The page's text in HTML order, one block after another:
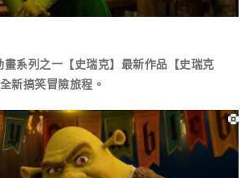
系列之一【史瑞克】最新作品【史瑞克
新搞笑冒險旅程。